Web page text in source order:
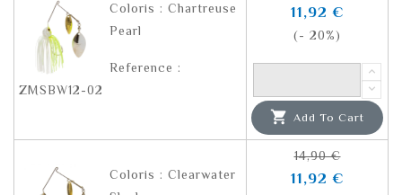
Coloris : Chartreuse
Pearl
Reference :
ZMSBW12-02
11,92 €
(- 20%)
 Add To Cart
Coloris : Clearwater
14,90 €
11,92 €